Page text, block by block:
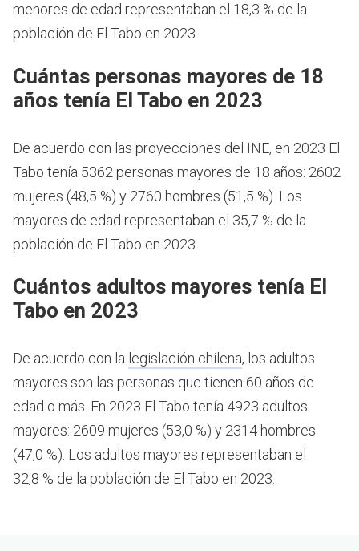
menores de edad representaban el 18,3 % de la
población de El Tabo en 2023.
Cuántas personas mayores de 18
años tenía El Tabo en 2023
De acuerdo con las proyecciones del INE, en 2023 El
Tabo tenía 5362 personas mayores de 18 años: 2602
mujeres (48,5 %) y 2760 hombres (51,5 %). Los
mayores de edad representaban el 35,7 % de la
población de El Tabo en 2023.
Cuántos adultos mayores tenía El
Tabo en 2023
De acuerdo con la legislación chilena, los adultos
mayores son las personas que tienen 60 años de
edad o más. En 2023 El Tabo tenía 4923 adultos
mayores: 2609 mujeres (53,0 %) y 2314 hombres
(47,0 %). Los adultos mayores representaban el
32,8 % de la población de El Tabo en 2023.